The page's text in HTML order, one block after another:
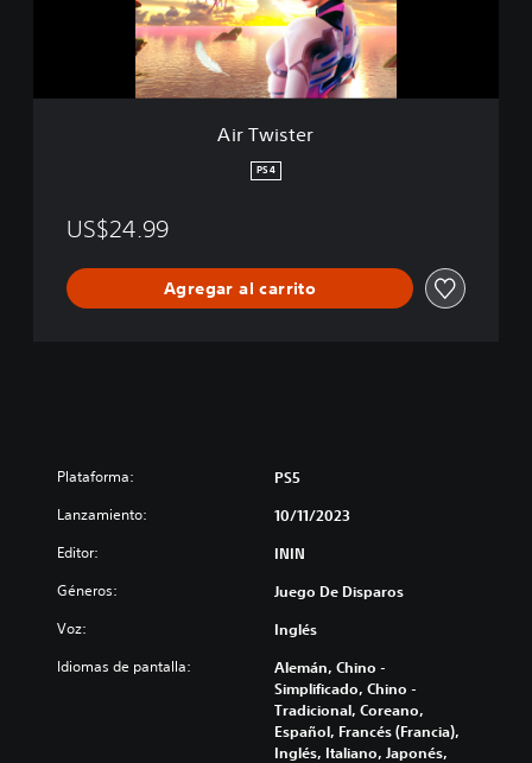
Air Twister
PS4
US$24.99
Agregar al carrito
Plataforma: PS5
Lanzamiento: 10/11/2023
Editor: ININ
Géneros: Juego De Disparos
Voz: Inglés
Idiomas de pantalla:
Alemán, Chino -
Simplificado, Chino -
Tradicional, Coreano,
Español, Francés (Francia),
Inglés, Italiano, Japonés,